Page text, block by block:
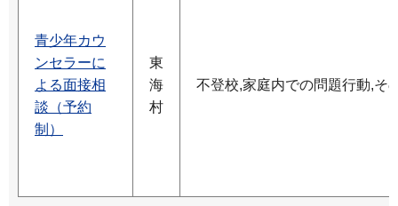
青少年カウ
ンセラーに
よる面接相
談（予約
制）
東
海
村
不登校,家庭内での問題行動,そ